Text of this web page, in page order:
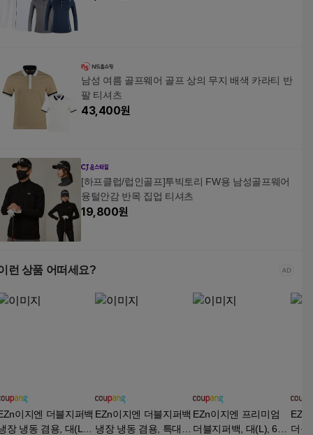
남성 여름 골프웨어 골프 상의 무지 배색 카라티 반
팔 티셔츠
43,400원
[하프클럽/럽인골프]투빅토리 FW용 남성골프웨어
융털안감 반목 집업 티셔츠
19,800원
런 상품 어떠세요?
이지엔 더블지퍼백
장 냉동 겸용, 대(L),
EZn이지엔 더블지퍼백
냉장 냉동 겸용, 특대(X
EZn이지엔 프리미엄
더블지퍼백, 대(L), 60
EZn
더블